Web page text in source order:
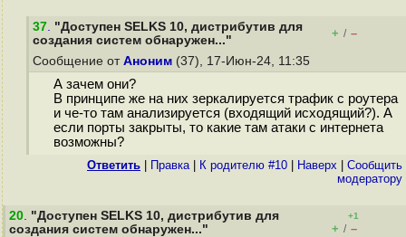
37. "Доступен SELKS 10, дистрибутив для
создания систем обнаружен..."
+ / –
Сообщение от Аноним (37), 17-Июн-24, 11:35
А зачем они?
В принципе же на них зеркалируется трафик с роутера
и че-то там анализируется (входящий исходящий?). А
если порты закрыты, то какие там атаки с интернета
возможны?
Ответить Правка| К родителю #10 Наверх
Cообщить
модератору
20. "Доступен SELKS 10, дистрибутив для
создания систем обнаружен..."
+1
+ / –